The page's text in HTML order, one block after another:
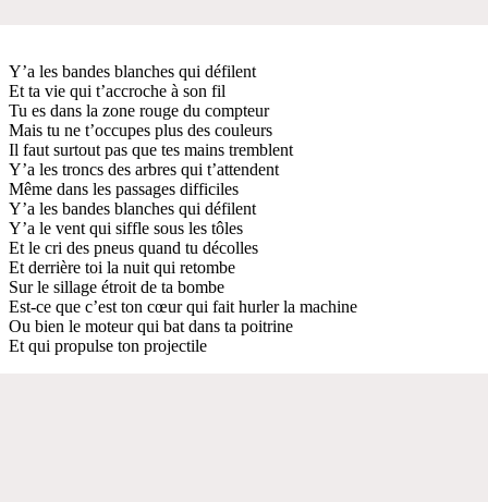
Y’a les bandes blanches qui défilent
Et ta vie qui t’accroche à son fil
Tu es dans la zone rouge du compteur
Mais tu ne t’occupes plus des couleurs
Il faut surtout pas que tes mains tremblent
Y’a les troncs des arbres qui t’attendent
Même dans les passages difficiles
Y’a les bandes blanches qui défilent
Y’a le vent qui siffle sous les tôles
Et le cri des pneus quand tu décolles
Et derrière toi la nuit qui retombe
Sur le sillage étroit de ta bombe
Est-ce que c’est ton cœur qui fait hurler la machine
Ou bien le moteur qui bat dans ta poitrine
Et qui propulse ton projectile